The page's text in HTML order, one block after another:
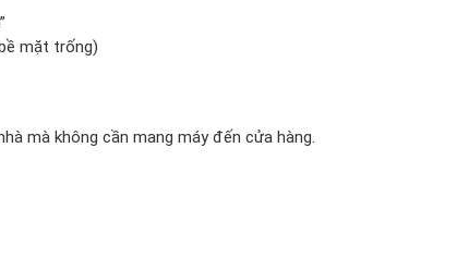
mặt trống)
mà không cần mang máy đến cửa hàng.